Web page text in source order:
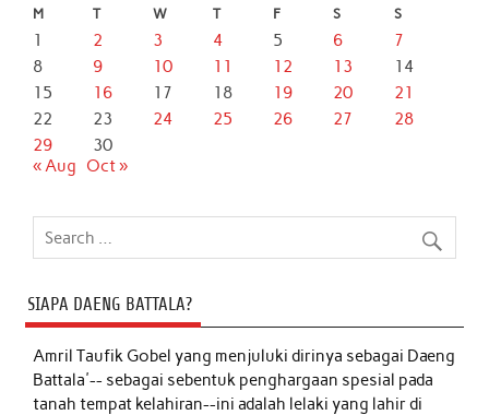
M T W T F S S
1 2 3 4 5 6
7
8
9 10 11 12 13
14
15
16 17 18 19 20
21
22
23 24 25 26 27
28
29
30
« Aug
Oct »
SIAPA DAENG BATTALA?
Amril Taufik Gobelyang menjuluki dirinya sebagai Daeng
Battala'-- sebagai sebentuk penghargaan spesial pada
tanah tempat kelahiran--ini adalah lelaki yang lahir di